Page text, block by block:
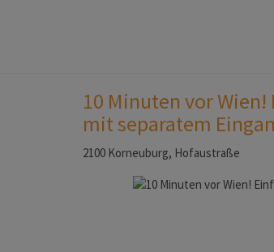
10 Minuten vor
mit separatem
2100 Korneuburg, Hofaustraße